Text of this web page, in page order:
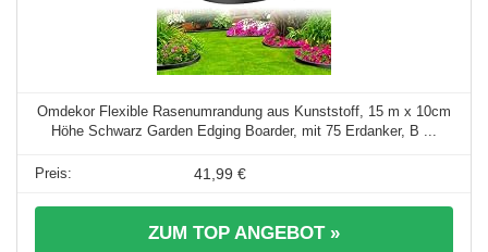
Omdekor Flexible Rasenumrandung aus Kunststoff, 15 m x 10cm
Höhe Schwarz Garden Edging Boarder, mit 75 Erdanker, B ...
41,99 €
ZUM TOP ANGEBOT »